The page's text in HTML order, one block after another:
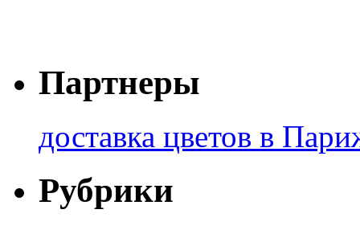
Партнеры
доставка цветов в
Рубрики